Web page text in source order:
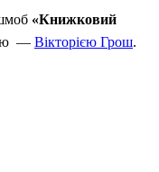
«Книжковий
— Вікторією Грош.